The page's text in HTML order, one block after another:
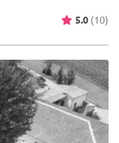
5.0 (10)